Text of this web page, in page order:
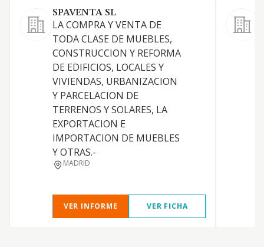
SPAVENTA SL
LA COMPRA Y VENTA DE
TODA CLASE DE MUEBLES,
CONSTRUCCION Y REFORMA
DE EDIFICIOS, LOCALES Y
VIVIENDAS, URBANIZACION
Y PARCELACION DE
TERRENOS Y SOLARES, LA
EXPORTACION E
IMPORTACION DE MUEBLES
Y OTRAS.-
MADRID
VER INFORME VER FICHA